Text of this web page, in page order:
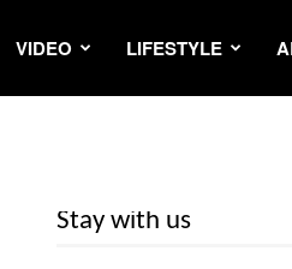
VIDEO LIFESTYLE
Stay with us